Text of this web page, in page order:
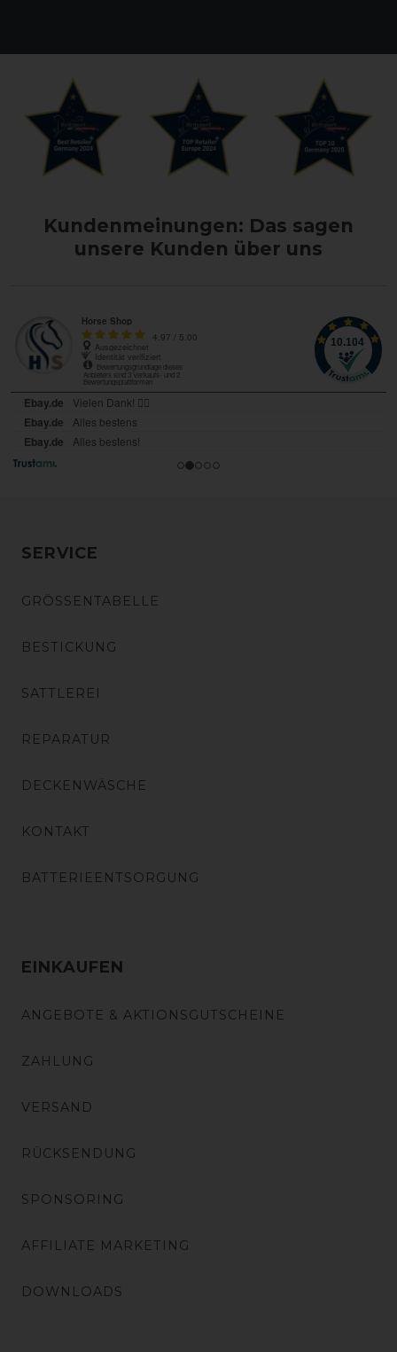
Kundenmeinungen: Das sagen
unsere Kunden über uns
SERVICE
GRÖSSENTABELLE
BESTICKUNG
SATTLEREI
REPARATUR
DECKENWÄSCHE
KONTAKT
BATTERIEENTSORGUNG
EINKAUFEN
ANGEBOTE & AKTIONSGUTSCHEINE
ZAHLUNG
VERSAND
RÜCKSENDUNG
SPONSORING
AFFILIATE MARKETING
DOWNLOADS